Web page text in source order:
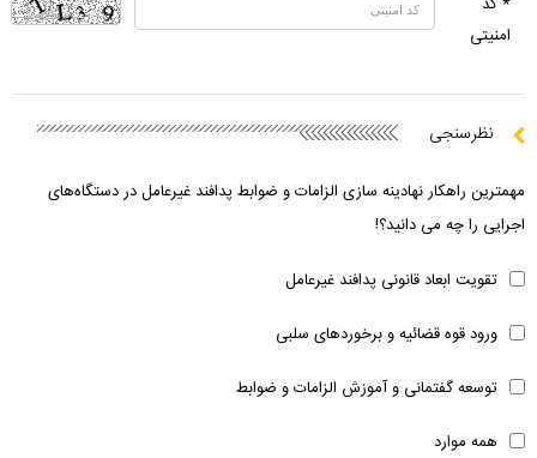
امنیتی
نظرسنجی
مهمترین راهکار نهادینه سازی الزامات و ضوابط پدافند غیرعامل در دستگاه‌های
اجرایی را چه می دانید؟!
تقویت ابعاد قانونی پدافند غیرعامل
ورود قوه قضائیه و برخوردهای سلبی
توسعه گفتمانی و آموزش الزامات و ضوابط
همه موارد